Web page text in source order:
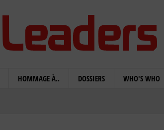
HOMMAGE À.. DOSSIERS WHO'S WHO